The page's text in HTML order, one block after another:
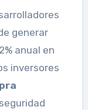
generar
anual en
inversores